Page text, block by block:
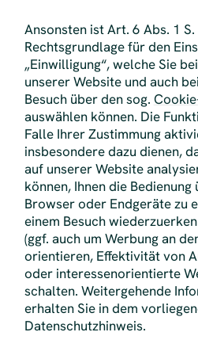
Ansonsten ist Art. 6 Abs. 1 S.
Rechtsgrundlage für den
„Einwilligung“, welche Sie
unserer Website und auch
Besuch über den sog.
auswählen können. Die
Falle Ihrer Zustimmung
insbesondere dazu dienen,
auf unserer Website
können, Ihnen die
Browser oder Endgeräte zu
einem Besuch
(ggf. auch um Werbung an
orientieren, Effektivität von
oder interessenorientierte
schalten. Weitergehende
erhalten Sie in dem
Datenschutzhinweis.